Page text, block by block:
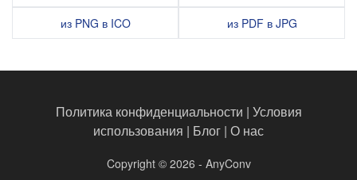
из PNG в ICO
из PDF в JPG
Политика конфиденциальности | Условия
использования | Блог | О нас
Copyright © 2026 - AnyConv